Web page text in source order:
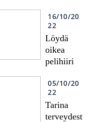
16/10/20
22
Löydä
oikea
pelihiiri
05/10/20
22
Tarina
terveydest